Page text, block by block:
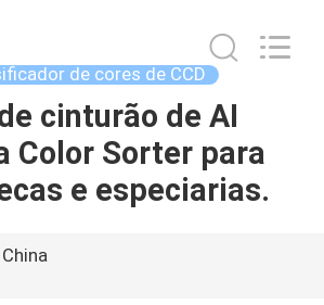
de cores de CCD
cinturão de AI
Color Sorter para
e especiarias.
China